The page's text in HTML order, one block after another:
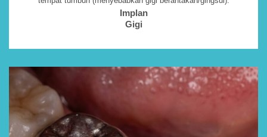
Implan
Gigi